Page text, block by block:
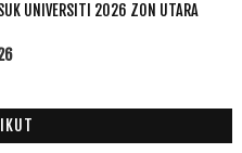
UNIVERSITI 2026 ZON UTARA